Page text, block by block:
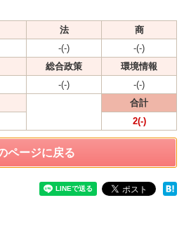
法
商
-(-)
-(-)
総合政策
環境情報
-(-)
-(-)
合計
2(-)
ページに戻る